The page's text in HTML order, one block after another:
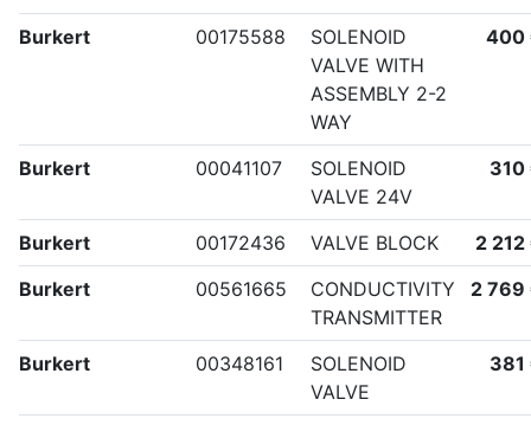
Burkert
00175588
SOLENOID
VALVE WITH
ASSEMBLY 2-2
WAY
400
Burkert 00041107
SOLENOID
VALVE 24V
310
Burkert 00172436 VALVE BLOCK
2 212
Burkert
00561665
CONDUCTIVITY
TRANSMITTER
2 769
Burkert 00348161
SOLENOID
VALVE
381